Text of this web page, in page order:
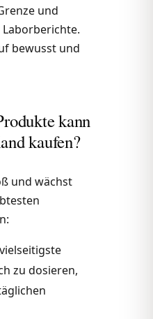
und
bewusst und
kann
kaufen?
und wächst
zu dosieren,